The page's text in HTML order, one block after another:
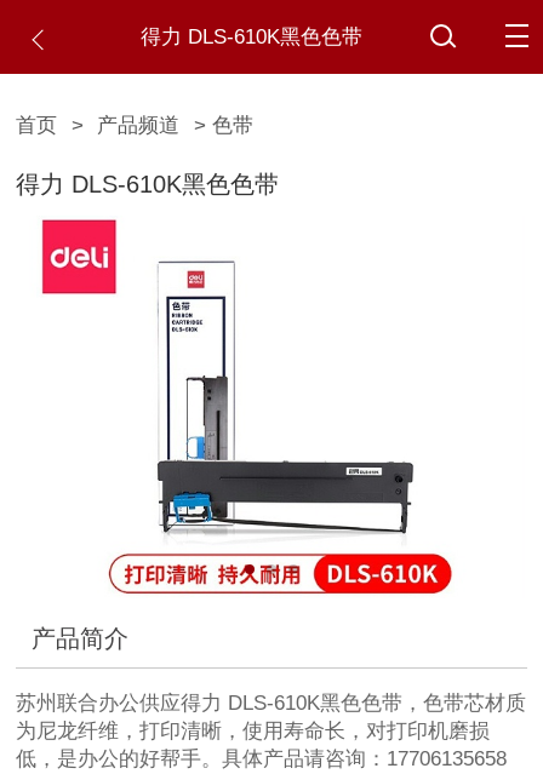
得力 DLS-610K黑色色带
首页 > 产品频道 > 色带
得力 DLS-610K黑色色带
产品简介
苏州联合办公供应得力 DLS-610K黑色色带，色带芯材质
为尼龙纤维，打印清晰，使用寿命长，对打印机磨损
低，是办公的好帮手。具体产品请咨询：17706135658